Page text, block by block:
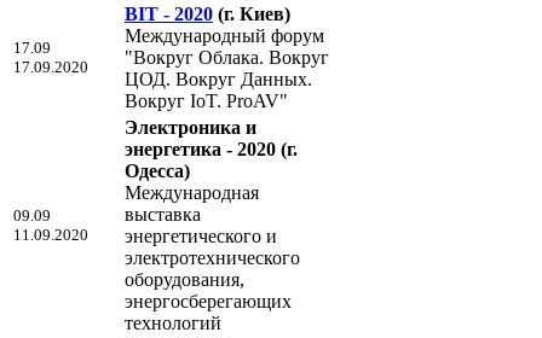
17.09
17.09.2020
BIT - 2020 (г. Киев)
Международный форум
"Вокруг Облака. Вокруг
ЦОД. Вокруг Данных.
Вокруг IoT. ProAV"
09.09
11.09.2020
Электроника и
энергетика - 2020 (г.
Одесса)
Международная
выставка
энергетического и
электротехнического
оборудования,
энергосберегающих
технологий